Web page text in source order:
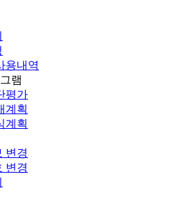
용내역
램
평가
계획
계획
변경
변경